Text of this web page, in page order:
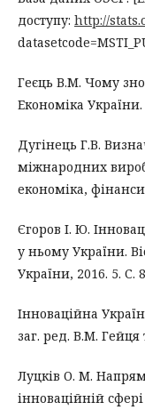
доступу: http://
Геєць В.М. Чому
Економіка України.
Дугінець Г.В.
міжнародних
економіка,
Єгоров І. Ю.
у ньому України.
України, 2016. 5. С.
Інноваційна
заг. ред. В.М. Гейця
Луцків О. М.
інноваційній